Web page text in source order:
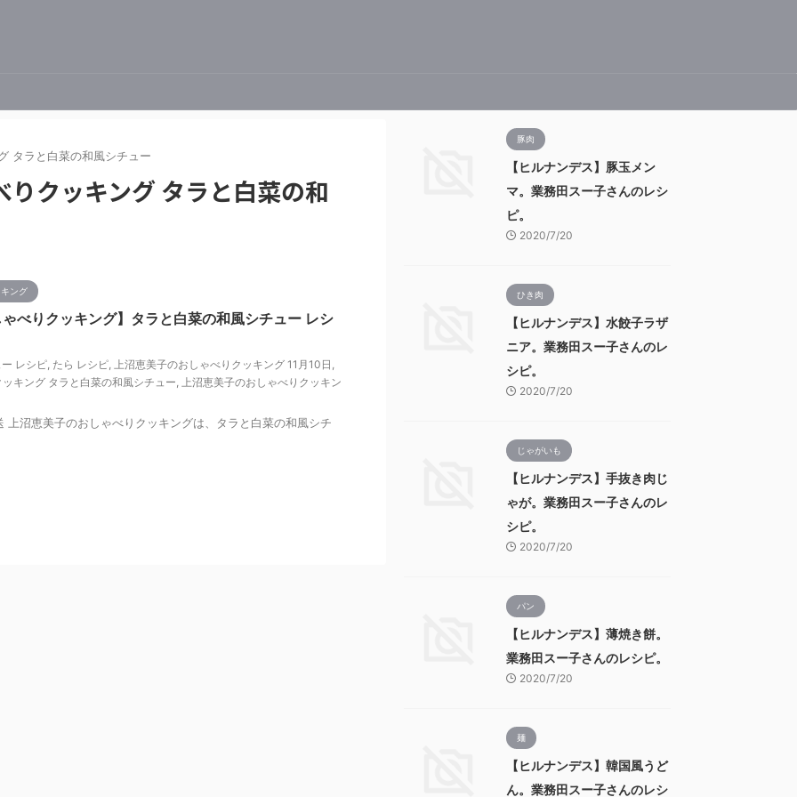
タラと白菜の和風シチュー
クッキング タラと白菜の和
ング
ゃべりクッキング】タラと白菜の和風シチュー レシ
レシピ, たら レシピ, 上沼恵美子のおしゃべりクッキング 11月10日 ,
キング タラと白菜の和風シチュー, 上沼恵美子のおしゃべりクッキン
上沼恵美子のおしゃべりクッキングは、タラと白菜の和風シチ
豚肉
【ヒルナンデス】豚玉メン
マ。業務田スー子さんのレシ
ピ。
2020/7/20
ひき肉
【ヒルナンデス】水餃子ラザ
ニア。業務田スー子さんのレ
シピ。
2020/7/20
じゃがいも
【ヒルナンデス】手抜き肉じ
ゃが。業務田スー子さんのレ
シピ。
2020/7/20
パン
【ヒルナンデス】薄焼き餅。
業務田スー子さんのレシピ。
2020/7/20
麺
【ヒルナンデス】韓国風うど
ん。業務田スー子さんのレシ